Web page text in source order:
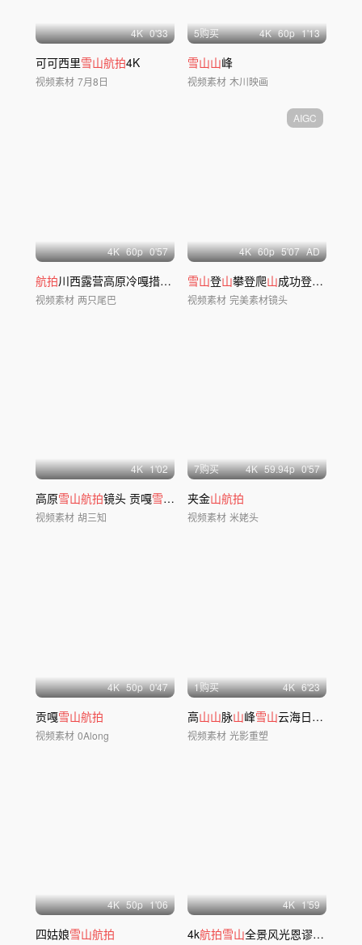
4K 0'33
可可西里雪山航拍4K
视频素材 7月8日
5购买 4K 60p 1'13
雪山山峰
视频素材 木川映画
4K 60p 0'57
航拍川西露营高原冷嘎措三恩措户外徒步
视频素材 两只尾巴
AIGC
4K 60p 5'07 AD
雪山登山攀登爬山成功登顶
视频素材 完美素材镜头
4K 1'02
高原雪山航拍镜头 贡嘎雪山 日落氛围空镜
视频素材 胡三知
7购买 4K 59.94p 0'57
夹金山航拍
视频素材 米姥头
4K 50p 0'47
贡嘎雪山航拍
视频素材 0Along
1购买 4K 6'23
高山山脉山峰雪山云海日出
视频素材 光影重塑
4K 50p 1'06
四姑娘雪山航拍
4K 1'59
4k航拍雪山全景风光恩谬峰 云海风光实